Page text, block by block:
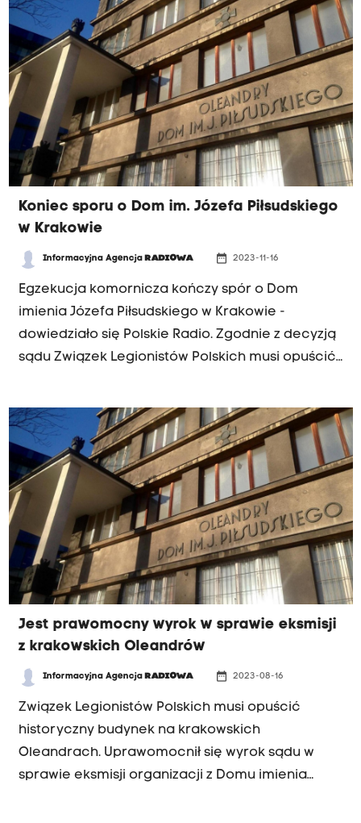
niepodległościowej.
Koniec sporu o Dom im. Józefa Piłsudskiego
w Krakowie
Informacyjna Agencja RADIOWA date_range 2023-11-16
Egzekucja komornicza kończy spór o Dom
imienia Józefa Piłsudskiego w Krakowie -
dowiedziało się Polskie Radio. Zgodnie z decyzją
sądu Związek Legionistów Polskich musi opuścić
Jest prawomocny wyrok w sprawie eksmisji
z krakowskich Oleandrów
Informacyjna Agencja RADIOWA date_range 2023-08-16
Związek Legionistów Polskich musi opuścić
historyczny budynek na krakowskich
Oleandrach. Uprawomocnił się wyrok sądu w
sprawie eksmisji organizacji z Domu imienia